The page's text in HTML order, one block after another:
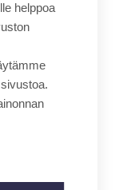
ja
helppoa